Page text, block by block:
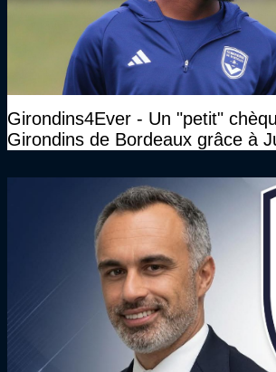
Girondins4Ever - Un "petit"
Girondins de Bordeaux grâce à